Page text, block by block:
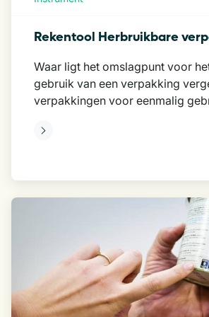
Rekentool Herbruikbare
Waar ligt het omslagpunt voor
gebruik van een verpakking
verpakkingen voor eenmalig